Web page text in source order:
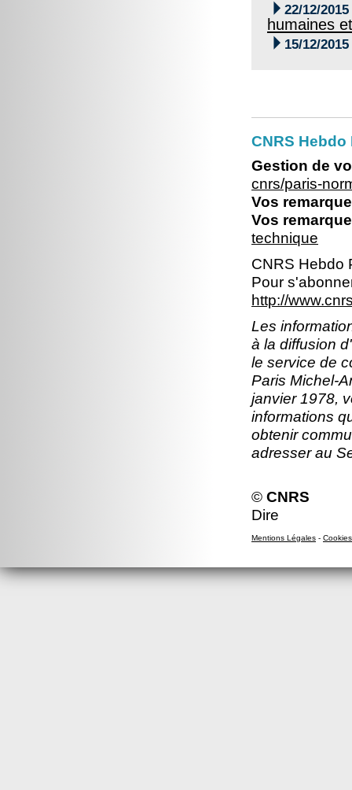
 22/12/2015
humaines
 15/12/2015
CNRS
Gestion de
cnrs/paris-
Vos
Vos
technique
CNRS Hebdo
Pour
http://
Les
à la diffusion
le service de
Paris Michel-
janvier 1978,
informations
obtenir
adresser au
© CNRS
Dire
Mentions Légales - Cookies